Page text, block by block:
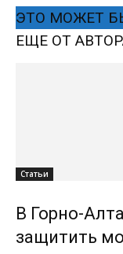
ЭТО МОЖЕТ
ЕЩЕ ОТ
Статьи
В Горно-
защитить